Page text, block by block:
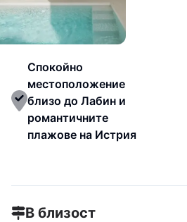
Спокойно
местоположение
близо до Лабин и
романтичните
плажове на Истрия
В близост